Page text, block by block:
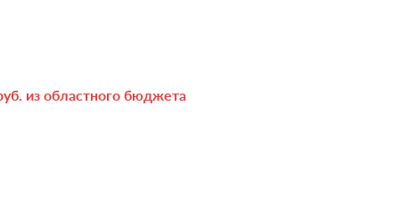
из областного бюджета